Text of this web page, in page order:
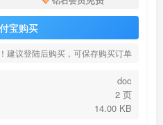
宝购买
建议登陆后购买，可保存购买订单
doc
2 页
14.00 KB